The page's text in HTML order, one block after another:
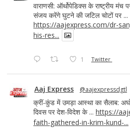
वाराणसी: ऑर्थोपेडिक्स के राष्ट्रीय मंच
संजय करेंगे घुटने की जटिल चोटों पर ...
https://aajexpress.com/dr-
his-res...
1 Twitter
Aaj Express @aajexpressdgtl
क्रीं-कुंड में उमड़ा आस्था का सैलाब:
दिवस पर देश-विदेश के ... https://
faith-gathered-in-krim-kund-...